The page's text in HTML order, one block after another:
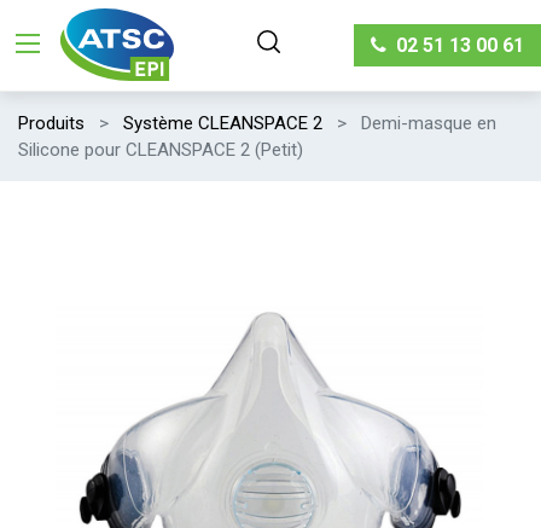
02 51 13 00 61
Produits Système CLEANSPACE 2
Demi-masque en
Silicone pour CLEANSPACE 2 (Petit)